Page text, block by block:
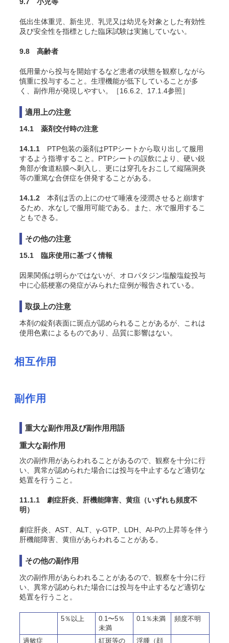
低出生体重児、新生児、乳児又は幼児を対象とした有効性
及び安全性を指標とした臨床試験は実施していない。
9.8 高齢者
低用量から投与を開始するなど患者の状態を観察しながら
慎重に投与すること。生理機能が低下していることが多
く、副作用が発現しやすい。［16.6.2、17.1.4参照］
適用上の注意
14.1 薬剤交付時の注意
14.1.1 PTP包装の薬剤はPTPシートから取り出して服用
するよう指導すること。PTPシートの誤飲により、硬い鋭
角部が食道粘膜へ刺入し、更には穿孔をおこして縦隔洞炎
等の重篤な合併症を併発することがある。
14.1.2 本剤は舌の上にのせて唾液を浸潤させると崩壊す
るため、水なしで服用可能である。また、水で服用するこ
ともできる。
その他の注意
15.1 臨床使用に基づく情報
因果関係は明らかではないが、オロパタジン塩酸塩錠投与
中に心筋梗塞の発症がみられた症例が報告されている。
取扱上の注意
本剤の錠剤表面に斑点が認められることがあるが、これは
使用色素によるものであり、品質に影響はない。
相互作用
副作用
重大な副作用及び副作用用語
重大な副作用
次の副作用があらわれることがあるので、観察を十分に行
い、異常が認められた場合には投与を中止するなど適切な
処置を行うこと。
11.1.1 劇症肝炎、肝機能障害、黄疸 （いずれも頻度不
明）
劇症肝炎、AST、ALT、γ-GTP、LDH、Al-Pの上昇等を伴う
肝機能障害、黄疸があらわれることがある。
その他の副作用
次の副作用があらわれることがあるので、観察を十分に行
い、異常が認められた場合には投与を中止するなど適切な
処置を行うこと。
5％以上
0.1〜5％
未満
0.1％未満 頻度不明
過敏症
紅斑等の
浮腫（顔